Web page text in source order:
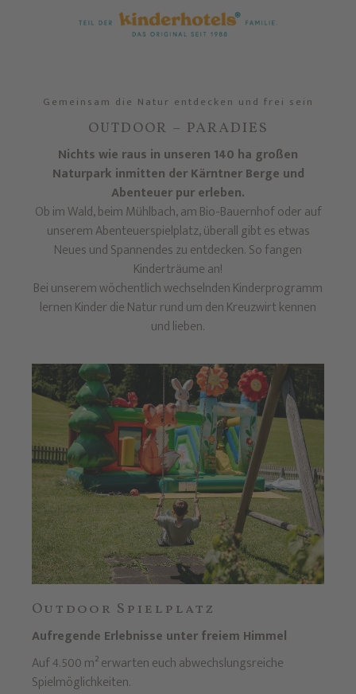
Gemeinsam die Natur entdecken und frei sein
OUTDOOR – PARADIES
Nichts wie raus in unseren 140 ha großen
Naturpark inmitten der Kärntner Berge und
Abenteuer pur erleben.
Ob im Wald, beim Mühlbach, am Bio-Bauernhof oder auf
unserem Abenteuerspielplatz, überall gibt es etwas
Neues und Spannendes zu entdecken. So fangen
Kinderträume an!
Bei unserem wöchentlich wechselnden Kinderprogramm
lernen Kinder die Natur rund um den Kreuzwirt kennen
und lieben.
Outdoor Spielplatz
Aufregende Erlebnisse unter freiem Himmel
Auf 4.500 m² erwarten euch abwechslungsreiche
Spielmöglichkeiten.